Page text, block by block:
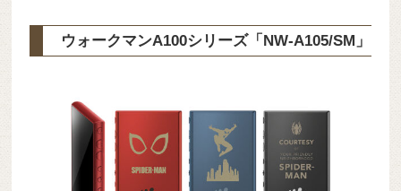
ウォークマンA100シリーズ「NW-A105/SM」